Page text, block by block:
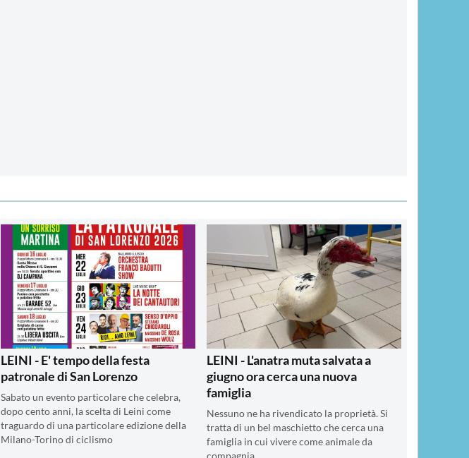
LEINI - E' tempo della festa
patronale di San Lorenzo
Sabato un evento particolare che celebra,
dopo cento anni, la scelta di Leini come
traguardo di una particolare edizione della
Milano-Torino di ciclismo
LEINI - L'anatra muta salvata a
giugno ora cerca una nuova
famiglia
Nessuno ne ha rivendicato la proprietà. Si
tratta di un bel maschietto che cerca una
famiglia in cui vivere come animale da